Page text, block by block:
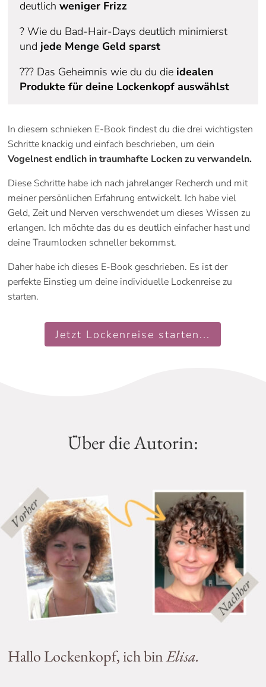
deutlichweniger Frizz
? Wie du Bad-Hair-Days deutlich minimierst
und jede Menge Geld sparst
??‍? Das Geheimnis wie du du die idealen
Produkte für deine Lockenkopf auswählst
In diesem schnieken E-Book findest du die drei wichtigsten
Schritte knackig und einfach beschrieben, um dein
Vogelnest endlich in traumhafte Locken zu verwandeln.
Diese Schritte habe ich nach jahrelanger Recherch und mit
meiner persönlichen Erfahrung entwickelt. Ich habe viel
Geld, Zeit und Nerven verschwendet um dieses Wissen zu
erlangen. Ich möchte das du es deutlich einfacher hast und
deine Traumlocken schneller bekommst.
Daher habe ich dieses E-Book geschrieben. Es ist der
perfekte Einstieg um deine individuelle Lockenreise zu
starten.
Jetzt Lockenreise starten...
Über die Autorin:
Hallo Lockenkopf, ich binElisa.